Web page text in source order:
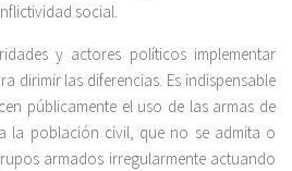
social.
y actores políticos implementar
dirimir las diferencias. Es indispensable
públicamente el uso de las armas de
la población civil, que no se admita o
armados irregularmente actuando